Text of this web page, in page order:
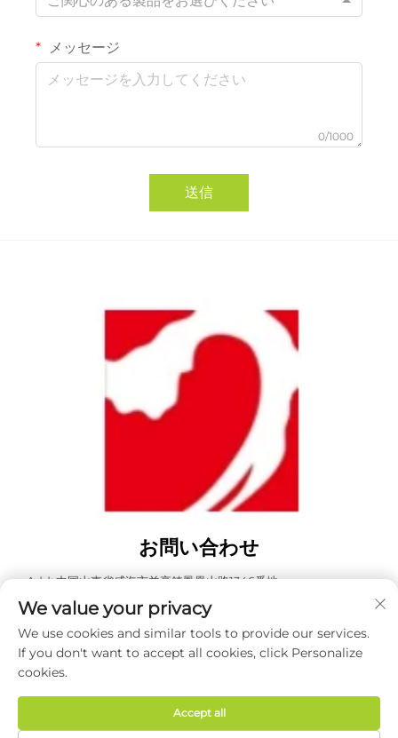
メッセージ
0/1000
送信
お問い合わせ
Add: 中国山東省威海市羊亭鎮鳳凰山路1346番地
電話番号： 0631 5900466
Eメール：[email protected]
Copyright © 2026 威海昊東包装有限公司 全著作権所有 -プライバシ
ーポリシー
We value your privacy
We use cookies and similar tools to provide our services.
If you don't want to accept all cookies, click Personalize
cookies.
Accept all